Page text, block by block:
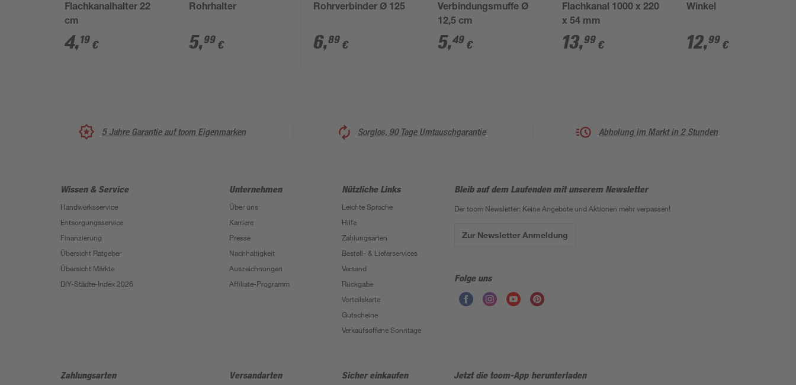
Flachkanalhalter 22
cm
4,19 €
Rohrhalter
5,99 €
Rohrverbinder Ø 125
6,89 €
Verbindungsmuffe Ø
12,5 cm
5,49 €
Flachkanal 1000 x 220
x 54 mm
13,99 €
Winkel
12,99 €
5 Jahre Garantie auf toom Eigenmarken Sorglos, 90 Tage Umtauschgarantie Abholung im Markt in 2 Stunden
Wissen & Service
Handwerksservice
Entsorgungsservice
Finanzierung
Übersicht Ratgeber
Übersicht Märkte
DIY-Städte-Index 2026
Unternehmen
Über uns
Karriere
Presse
Nachhaltigkeit
Auszeichnungen
Affiliate-Programm
Nützliche Links
Leichte Sprache
Hilfe
Zahlungsarten
Bestell- & Lieferservices
Versand
Rückgabe
Vorteilskarte
Gutscheine
Verkaufsoffene Sonntage
Bleib auf dem Laufenden mit unserem Newsletter
Der toom Newsletter: Keine Angebote und Aktionen mehr verpassen!
Zur Newsletter Anmeldung
Folge uns
Zahlungsarten Versandarten Sicher einkaufen Jetzt die toom-App herunterladen